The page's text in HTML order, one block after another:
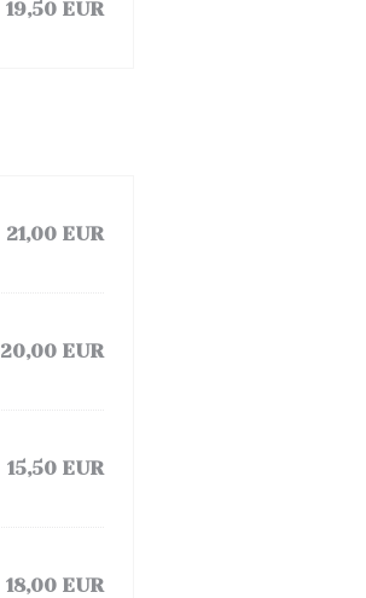
19,50 EUR
21,00 EUR
20,00 EUR
15,50 EUR
18,00 EUR